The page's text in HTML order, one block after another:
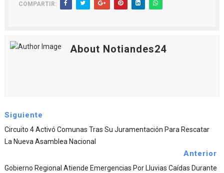
COMPARTIR:
About Notiandes24
Siguiente
Circuito 4 Activó Comunas Tras Su Juramentación Para Rescatar
La Nueva Asamblea Nacional
Anterior
Gobierno Regional Atiende Emergencias Por Lluvias Caídas Durante